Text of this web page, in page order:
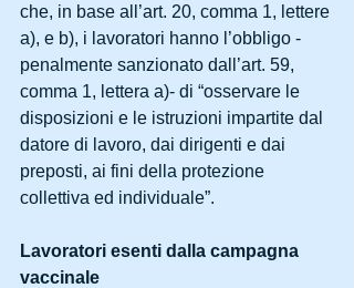
che, in base all’art. 20, comma 1, lettere
a), e b), i lavoratori hanno l’obbligo -
penalmente sanzionato dall’art. 59,
comma 1, lettera a)- di “osservare le
disposizioni e le istruzioni impartite dal
datore di lavoro, dai dirigenti e dai
preposti, ai fini della protezione
collettiva ed individuale”.
Lavoratori esenti dalla campagna
vaccinale